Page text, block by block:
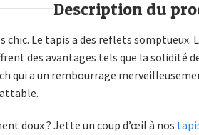
Description du
chic. Le tapis a des reflets
des avantages tels que la solidité
qui a un rembourrage
doux ? Jette un coup d’œil à nos